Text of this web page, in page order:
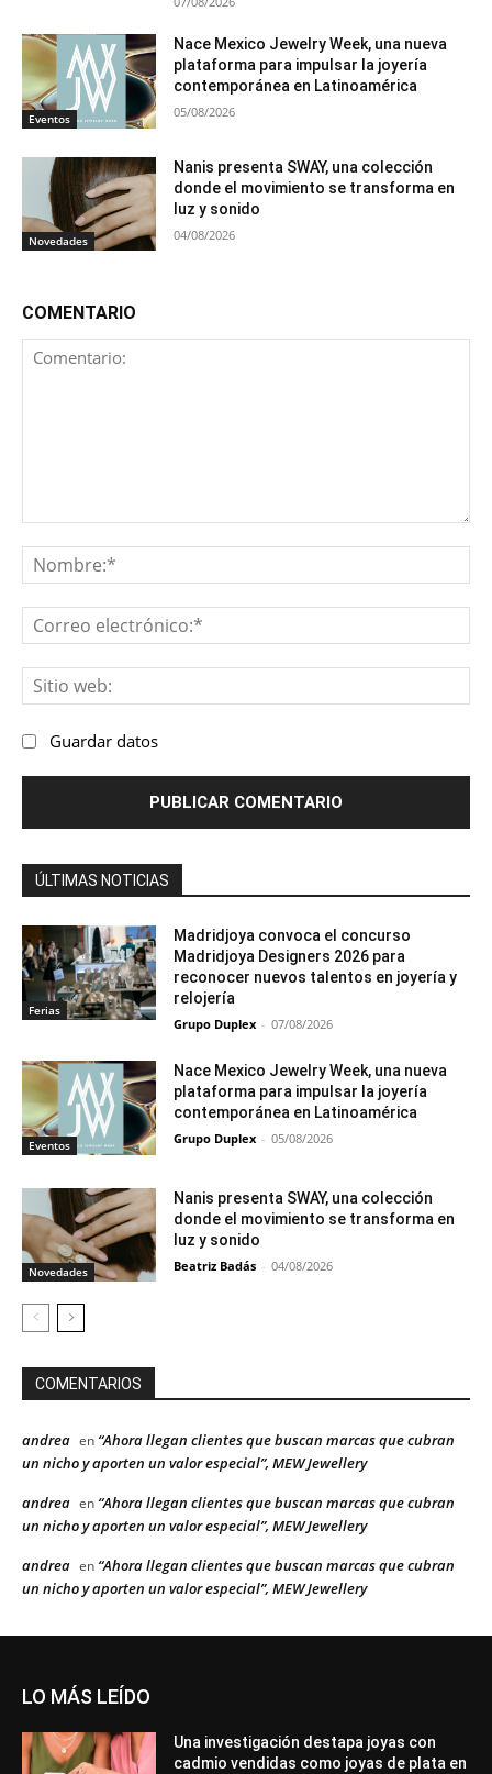
Eventos
Nace Mexico Jewelry Week, una nueva
plataforma para impulsar la joyería
contemporánea en Latinoamérica
05/08/2026
Novedades
Nanis presenta SWAY, una colección
donde el movimiento se transforma en
luz y sonido
04/08/2026
COMENTARIO
Guardar datos
ÚLTIMAS NOTICIAS
Ferias
Madridjoya convoca el concurso
Madridjoya Designers 2026 para
reconocer nuevos talentos en joyería y
relojería
Grupo Duplex - 07/08/2026
Eventos
Nace Mexico Jewelry Week, una nueva
plataforma para impulsar la joyería
contemporánea en Latinoamérica
Grupo Duplex - 05/08/2026
Novedades
Nanis presenta SWAY, una colección
donde el movimiento se transforma en
luz y sonido
Beatriz Badás - 04/08/2026
COMENTARIOS
andrea en “Ahora llegan clientes que buscan marcas que cubran
un nicho y aporten un valor especial”, MEW Jewellery
andrea en “Ahora llegan clientes que buscan marcas que cubran
un nicho y aporten un valor especial”, MEW Jewellery
andrea en “Ahora llegan clientes que buscan marcas que cubran
un nicho y aporten un valor especial”, MEW Jewellery
LO MÁS LEÍDO
Una investigación destapa joyas con
cadmio vendidas como joyas de plata en